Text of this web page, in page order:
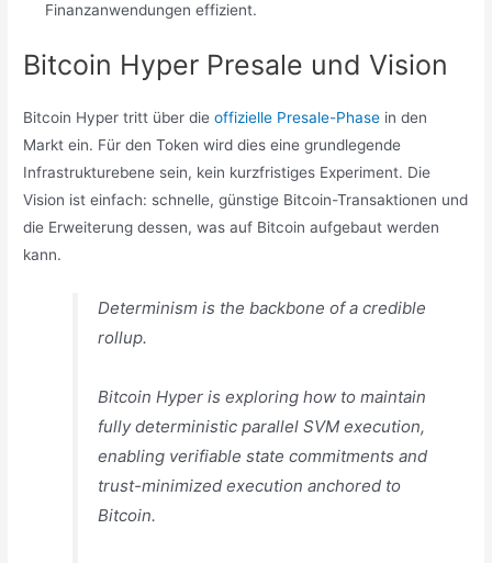
Finanzanwendungen effizient.
Bitcoin Hyper Presale und Vision
Bitcoin Hyper tritt über dieoffizielle Presale-Phase in den
Markt ein. Für den Token wird dies eine grundlegende
Infrastrukturebene sein, kein kurzfristiges Experiment. Die
Vision ist einfach: schnelle, günstige Bitcoin-Transaktionen und
die Erweiterung dessen, was auf Bitcoin aufgebaut werden
kann.
Determinism is the backbone of a credible
rollup.
Bitcoin Hyper is exploring how to maintain
fully deterministic parallel SVM execution,
enabling verifiable state commitments and
trust-minimized execution anchored to
Bitcoin.